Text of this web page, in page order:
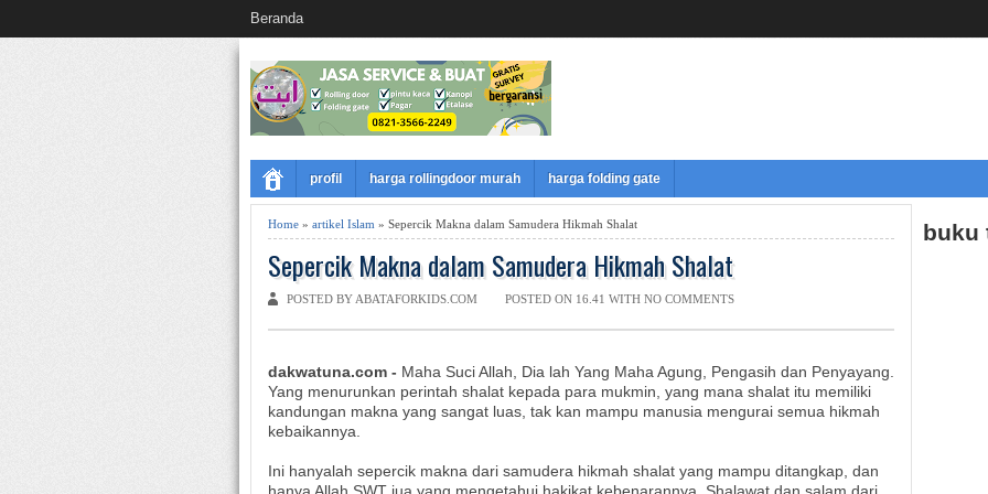
Beranda
profil harga rollingdoor murah harga folding gate
Home » artikel Islam » Sepercik Makna dalam Samudera Hikmah Shalat
Sepercik Makna dalam Samudera Hikmah Shalat
POSTED BY ABATAFORKIDS.COM POSTED ON 16.41 WITH NO COMMENTS
dakwatuna.com - Maha Suci Allah, Dia lah Yang Maha Agung, Pengasih dan Penyayang.
Yang menurunkan perintah shalat kepada para mukmin, yang mana shalat itu memiliki
kandungan makna yang sangat luas, tak kan mampu manusia mengurai semua hikmah
kebaikannya.
Ini hanyalah sepercik makna dari samudera hikmah shalat yang mampu ditangkap, dan
buku